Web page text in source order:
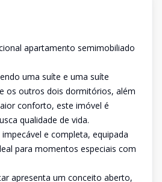
apartamento semimobiliado
uma suíte e uma suíte
os outros dois dormitórios, além
conforto, este imóvel é
qualidade de vida.
e completa, equipada
para momentos especiais com
apresenta um conceito aberto,